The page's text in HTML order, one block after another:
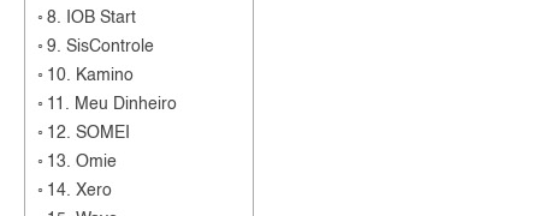
8. IOB Start
9. SisControle
10. Kamino
11. Meu Dinheiro
12. SOMEI
13. Omie
14. Xero